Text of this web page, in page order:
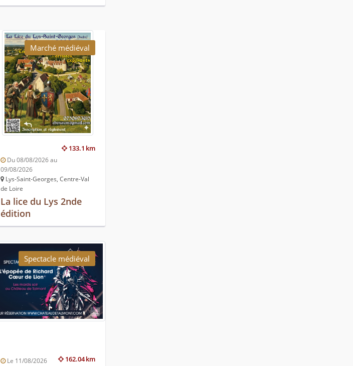
Marché médiéval
133.1 km
Du 08/08/2026 au
09/08/2026
Lys-Saint-Georges, Centre-Val
de Loire
La lice du Lys 2nde
édition
Spectacle médiéval
162.04 km
Le 11/08/2026